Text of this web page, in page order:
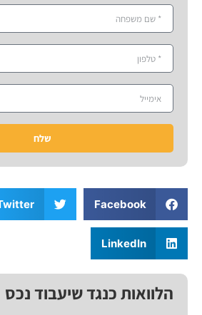
שלח
Facebook
LinkedIn
הלוואות כנגד שיעבוד נכס